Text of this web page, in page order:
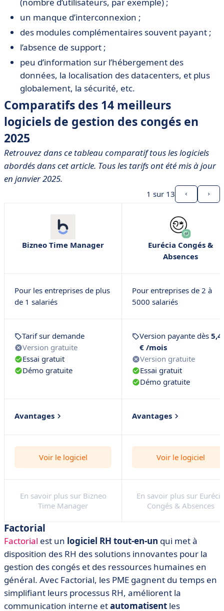
un manque d’interconnexion ;
des modules complémentaires souvent payant ;
l’absence de support ;
peu d’information sur l’hébergement des
données, la localisation des datacenters, et plus
globalement, la sécurité, etc.
Comparatifs des 14 meilleurs
logiciels de gestion des congés en
2025
Retrouvez dans ce tableau comparatif tous les logiciels
abordés dans cet article. Tous les tarifs ont été mis à jour
en janvier 2025.
1 sur 13
Bizneo Time Manager
Eurécia Congés &
Absences
Pour les entreprises de plus
de 1 salariés
Pour entreprises de 2 à
5000 salariés
Tarif sur demande
Version gratuite
Essai gratuit
Démo gratuite
Version payante dès
€ /mois
Version gratuite
Essai gratuit
Démo gratuite
Avantages
outils en 1
Gestion locale ou à
ou avec dispositifs
biométriques
Avantages
jour en temps réel
Solution collaborative
Gestion de tout type
d'absence : CP, RTT,
Voir le logiciel Voir le logiciel
En savoir plus sur Bizneo
Time Manager
En savoir plus sur Eurécia
Congés & Absences
Factorial
Factorial est un logiciel RH tout-en-un qui met à
disposition des RH des solutions innovantes pour la
gestion des congés et des ressources humaines en
général. Avec Factorial, les PME gagnent du temps en
simplifiant leurs processus RH, améliorent la
communication interne etautomatisent les